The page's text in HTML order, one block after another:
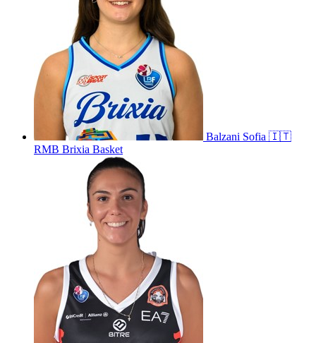
Balzani Sofia 🇮🇹
RMB Brixia Basket